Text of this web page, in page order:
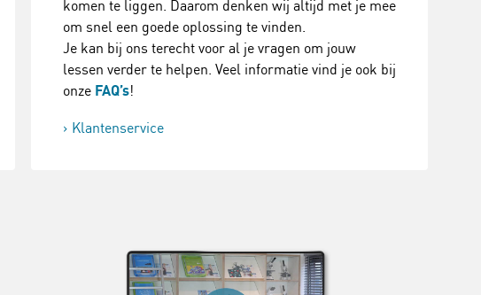
komen te liggen. Daarom denken wij altijd met je mee
om snel een goede oplossing te vinden.
Je kan bij ons terecht voor al je vragen om jouw
lessen verder te helpen. Veel informatie vind je ook bij
onze FAQ’s!
Klantenservice